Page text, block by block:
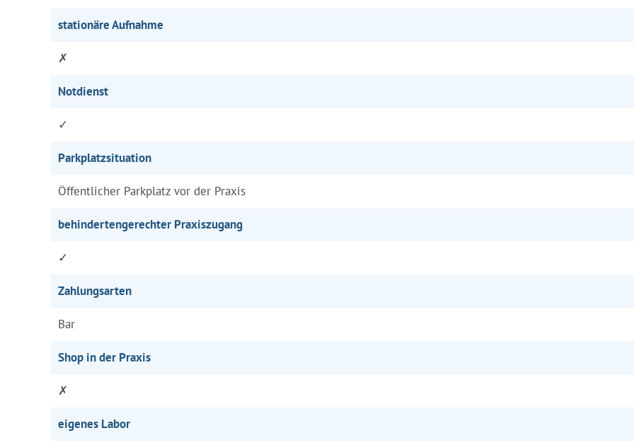
stationäre Aufnahme
✗
Notdienst
✓
Parkplatzsituation
Öffentlicher Parkplatz vor der Praxis
behindertengerechter Praxiszugang
✓
Zahlungsarten
Bar
Shop in der Praxis
✗
eigenes Labor